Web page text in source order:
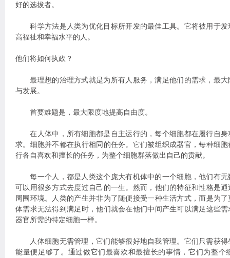
好的选拔者。
科学方法是人类为优化目标所开发的最佳工具。它将被用于发
高福祉和幸福水平的人。
他们将如何执政？
最理想的治理方式就是为所有人服务，满足他们的需求，最大
与发展。
首要难题是，最大限度地提高自由度。
在人体中，所有细胞都是自主运行的，每个细胞都在履行自身
求。细胞并不都在执行相同的任务。它们被组织成器官，每种细
行各自喜欢和擅长的任务，为整个细胞群落做出自己的贡献。
每一个人，都是人类这个庞大有机体中的一个细胞，他们有无
可以用很多方式去度过自己的一生。然而，他们的特征和性格是
周围环境。人类的产生并非为了随便接受一种生活方式，而是为
体需求无法得到满足时，他们就会在他们中间产生可以满足这些
器官所需的特定细胞一样。
人体细胞无需管理，它们能够很好地自我管理。它们只需获得
能量便足够了。通过做它们最喜欢和最擅长的事情，它们为整个